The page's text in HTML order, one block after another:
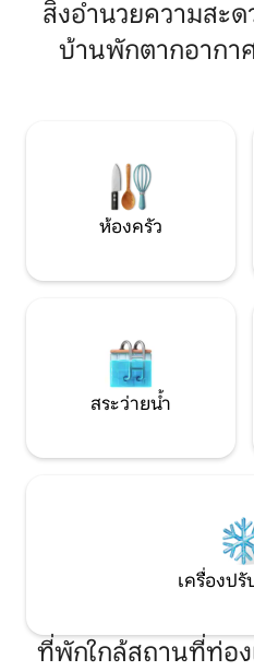
เปลี่ยนเป็นเตียงแฝด 2 หลัง อ่างอาบน้ำอยู่
ติดกับห้องนอนฝักบัวอาบน้ำแบ
ไม่มีอ่างอาบน้ำ ชายหาดใจกลางเมืองวิลมิง
สิ่งอำนวยความสะ
บ้านพักตากอากาศ
ห้องครัว
สระว่ายน้ำ
เครื่องป
ที่พักใกล้สถานที่ท่อ